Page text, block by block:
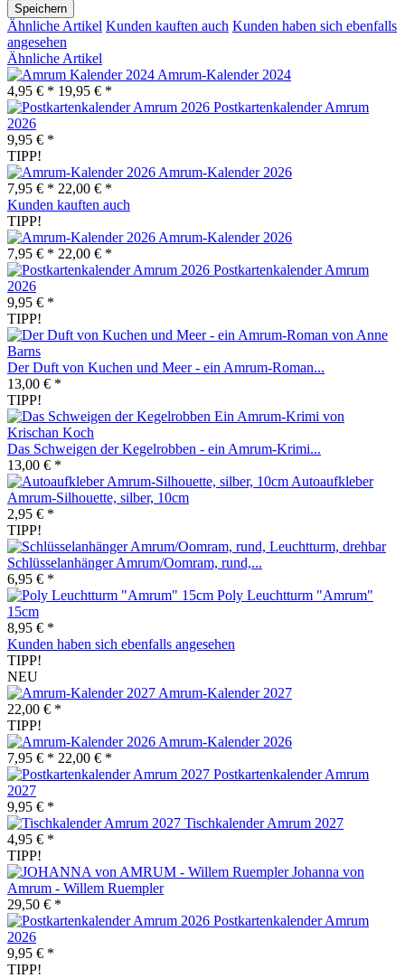
Speichern
Ähnliche Artikel Kunden kauften auch Kunden haben sich ebenfalls
angesehen
Ähnliche Artikel
Amrum-Kalender 2024
4,95 € * 19,95 € *
Postkartenkalender Amrum
2026
9,95 € *
TIPP!
Amrum-Kalender 2026
7,95 € * 22,00 € *
Kunden kauften auch
TIPP!
Amrum-Kalender 2026
7,95 € * 22,00 € *
Postkartenkalender Amrum
2026
9,95 € *
TIPP!
Der Duft von Kuchen und Meer - ein Amrum-Roman...
13,00 € *
TIPP!
Das Schweigen der Kegelrobben - ein Amrum-Krimi...
13,00 € *
Autoaufkleber
Amrum-Silhouette, silber, 10cm
2,95 € *
TIPP!
Schlüsselanhänger Amrum/Oomram, rund,...
6,95 € *
Poly Leuchtturm "Amrum"
15cm
8,95 € *
Kunden haben sich ebenfalls angesehen
TIPP!
NEU
Amrum-Kalender 2027
22,00 € *
TIPP!
Amrum-Kalender 2026
7,95 € * 22,00 € *
Postkartenkalender Amrum
2027
9,95 € *
Tischkalender Amrum 2027
4,95 € *
TIPP!
Johanna von
Amrum - Willem Ruempler
29,50 € *
Postkartenkalender Amrum
2026
9,95 € *
TIPP!